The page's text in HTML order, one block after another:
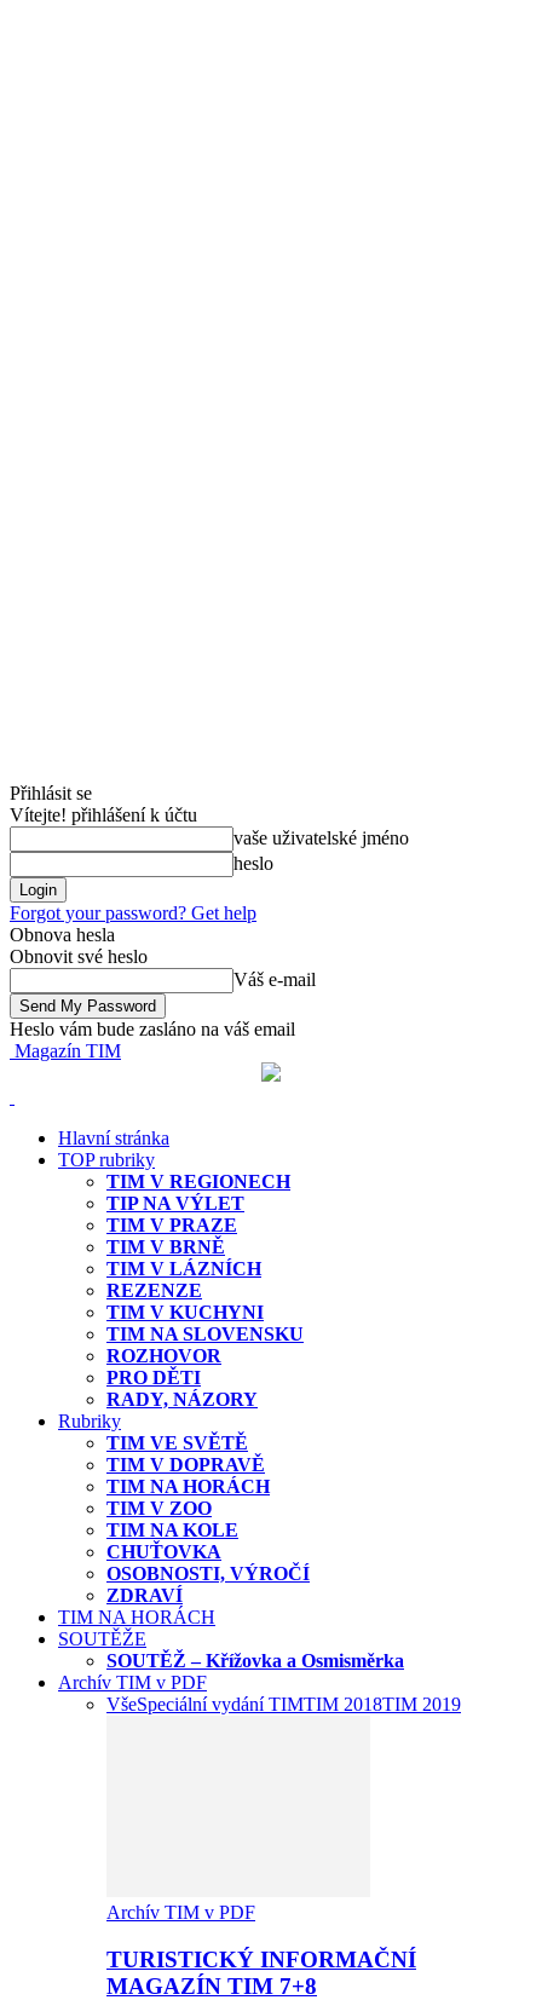
Přihlásit se
Vítejte! přihlášení k účtu
vaše uživatelské jméno
heslo
Forgot your password? Get help
Obnova hesla
Obnovit své heslo
Váš e-mail
Heslo vám bude zasláno na váš email
Magazín TIM
Hlavní stránka
TOP rubriky
TIM V REGIONECH
TIP NA VÝLET
TIM V PRAZE
TIM V BRNĚ
TIM V LÁZNÍCH
REZENZE
TIM V KUCHYNI
TIM NA SLOVENSKU
ROZHOVOR
PRO DĚTI
RADY, NÁZORY
Rubriky
TIM VE SVĚTĚ
TIM V DOPRAVĚ
TIM NA HORÁCH
TIM V ZOO
TIM NA KOLE
CHUŤOVKA
OSOBNOSTI, VÝROČÍ
ZDRAVÍ
TIM NA HORÁCH
SOUTĚŽE
SOUTĚŽ – Křížovka a Osmisměrka
Archív TIM v PDF
VšeSpeciální vydání TIMTIM 2018TIM 2019
Archív TIM v PDF
TURISTICKÝ INFORMAČNÍ
MAGAZÍN TIM 7+8